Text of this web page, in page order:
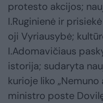
protesto akcijos;
I.Ruginienė ir
oji Vyriausybė;
I.Adomavičiaus
istorija; sudaryta
kurioje liko
ministro poste